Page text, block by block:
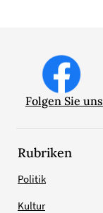
Folgen Sie uns
Rubriken
Politik
Kultur